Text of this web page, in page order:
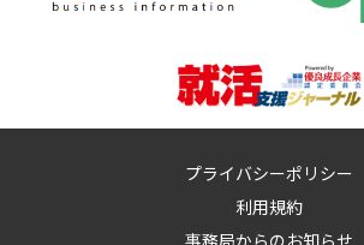
プライバシーポリシー
利用規約